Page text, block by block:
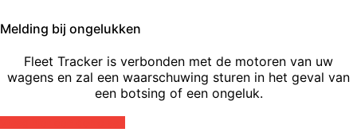
Melding bij ongelukken
Fleet Tracker is verbonden met de motoren van uw
wagens en zal een waarschuwing sturen in het geval van
een botsing of een ongeluk.